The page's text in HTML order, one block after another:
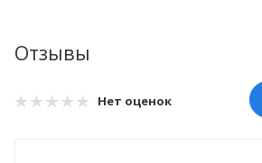
Отзывы
Нет оценок